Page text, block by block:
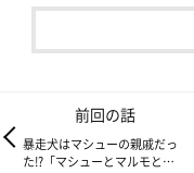
前回の話
暴走犬はマシューの親戚だっ
た!?「マシューとマルモとも